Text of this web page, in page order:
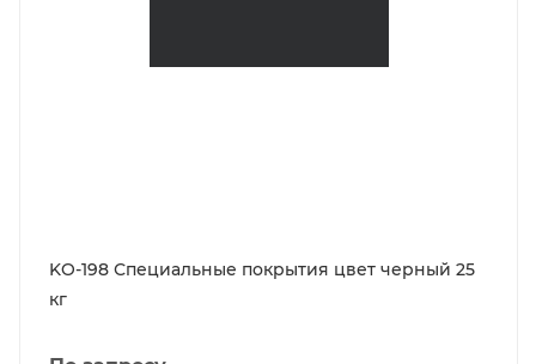
KO-198 Специальные покрытия цвет черный 25
кг